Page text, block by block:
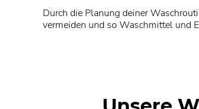
Durch die Planung deiner
vermeiden und so Waschmittel und